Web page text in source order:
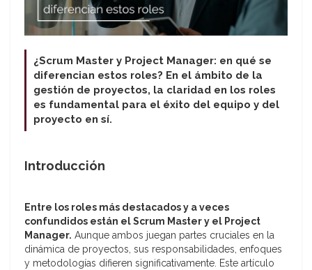
¿Scrum Master y Project Manager: en qué se
diferencian estos roles? En el ámbito de la
gestión de proyectos, la claridad en los roles
es fundamental para el éxito del equipo y del
proyecto en sí.
Introducción
Entre los roles más destacados y a veces
confundidos están el Scrum Master y el Project
Manager. Aunque ambos juegan partes cruciales en la
dinámica de proyectos, sus responsabilidades, enfoques
y metodologías difieren significativamente. Este artículo